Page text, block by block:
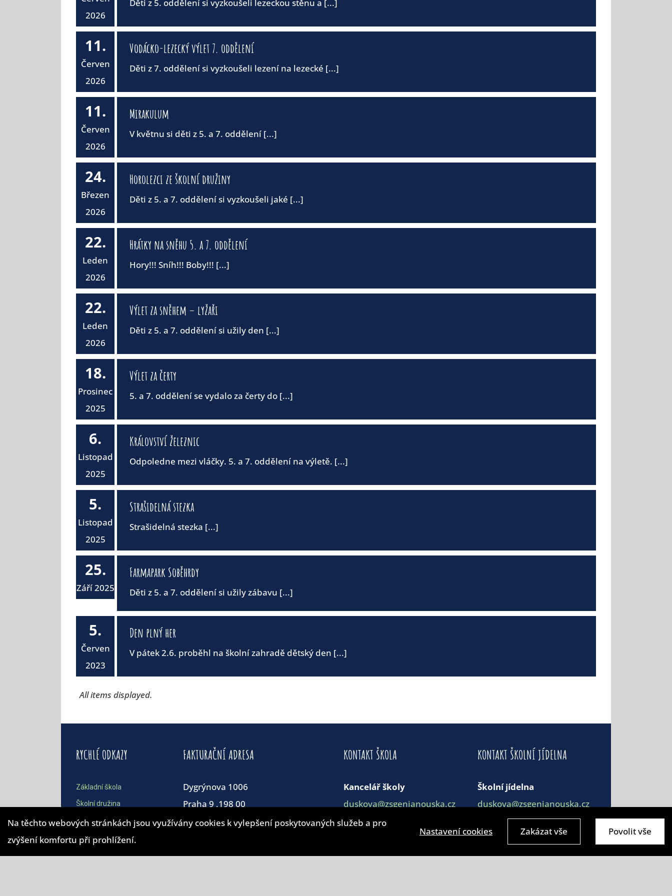
2026
Děti z 5. oddělení si vyzkoušeli lezeckou stěnu a [...]
11.
Červen
2026
Vodácko-lezecký výlet 7. oddělení
Děti z 7. oddělení si vyzkoušeli lezení na lezecké [...]
11.
Červen
2026
Mirakulum
V květnu si děti z 5. a 7. oddělení [...]
24.
Březen
2026
Horolezci ze školní družiny
Děti z 5. a 7. oddělení si vyzkoušeli jaké [...]
22.
Leden
2026
Hrátky na sněhu 5. a 7. oddělení
Hory!!! Sníh!!! Boby!!! [...]
22.
Leden
2026
Výlet za sněhem – lyžaři
Děti z 5. a 7. oddělení si užily den [...]
18.
Prosinec
2025
Výlet za čerty
5. a 7. oddělení se vydalo za čerty do [...]
6.
Listopad
2025
Království železnic
Odpoledne mezi vláčky. 5. a 7. oddělení na výletě. [...]
5.
Listopad
2025
Strašidelná stezka
Strašidelná stezka [...]
25.
Září 2025
Farmapark Soběhrdy
Děti z 5. a 7. oddělení si užily zábavu [...]
5.
Červen
2023
Den plný her
V pátek 2.6. proběhl na školní zahradě dětský den [...]
All items displayed.
RYCHLÉ ODKAZY
Základní škola
Školní družina
Školní jídelna
Kontakty
FAKTURAČNÍ ADRESA
Dygrýnova 1006
Praha 9 ,198 00
IČO: 613 86 898
KONTAKT ŠKOLA
Kancelář školy
duskova@zsgenjanouska.cz
korinkova@zsgenjanouska.cz
776 355 564
KONTAKT ŠKOLNÍ JÍDELNA
Školní jídelna
duskova@zsgenjanouska.cz
281 912 162
Na těchto webových stránkách jsou využívány cookies k vylepšení poskytovaných služeb a pro
zvýšení komfortu při prohlížení.
Nastavení cookies Zakázat vše Povolit vše